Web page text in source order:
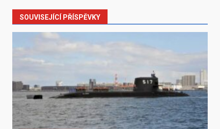
SOUVISEJÍCÍ PŘÍSPĚVKY